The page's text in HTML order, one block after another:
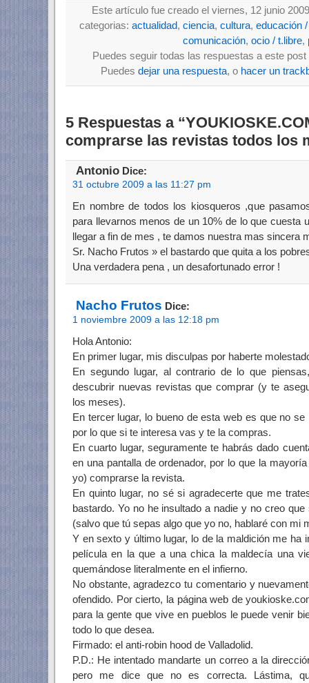
Este artículo fue creado el viernes, 12 junio
categorias: actualidad, ciencia, cultura, educación
comunicación, ocio / t.libre,
Puedes seguir todas las respuestas a este
Puedes dejar una respuesta, o hacer un
5 Respuestas a
comprarse las revistas todos los
Antonio Dice:
31 octubre 2009 a las 11:27 pm
En nombre de todos los kiosqueros ,que
para llevarnos menos de un 10% de lo que cuesta
llegar a fin de mes , te damos nuestra mas sincera
Sr. Nacho Frutos » el bastardo que quita a los
Una verdadera pena , un desafortunado error !
Nacho Frutos Dice:
1 noviembre 2009 a las 12:18 pm
Hola Antonio:
En primer lugar, mis disculpas por haberte
En segundo lugar, al contrario de lo que
descubrir nuevas revistas que comprar (y te
los meses).
En tercer lugar, lo bueno de esta web es que no
por lo que si te interesa vas y te la compras.
En cuarto lugar, seguramente te habrás dado
en una pantalla de ordenador, por lo que la
yo) comprarse la revista.
En quinto lugar, no sé si agradecerte que me
bastardo. Yo no he insultado a nadie y no creo
(salvo que tú sepas algo que yo no, hablaré con mi
Y en sexto y último lugar, lo de la maldición me ha
película en la que a una chica la maldecía una
quemándose literalmente en el infierno.
No obstante, agradezco tu comentario y
ofendido. Por cierto, la página web de
para la gente que vive en pueblos le puede venir
todo lo que desea.
Firmado: el anti-robin hood de Valladolid.
P.D.: He intentado mandarte un correo a la
pero me dice que no es correcta. Lástima,